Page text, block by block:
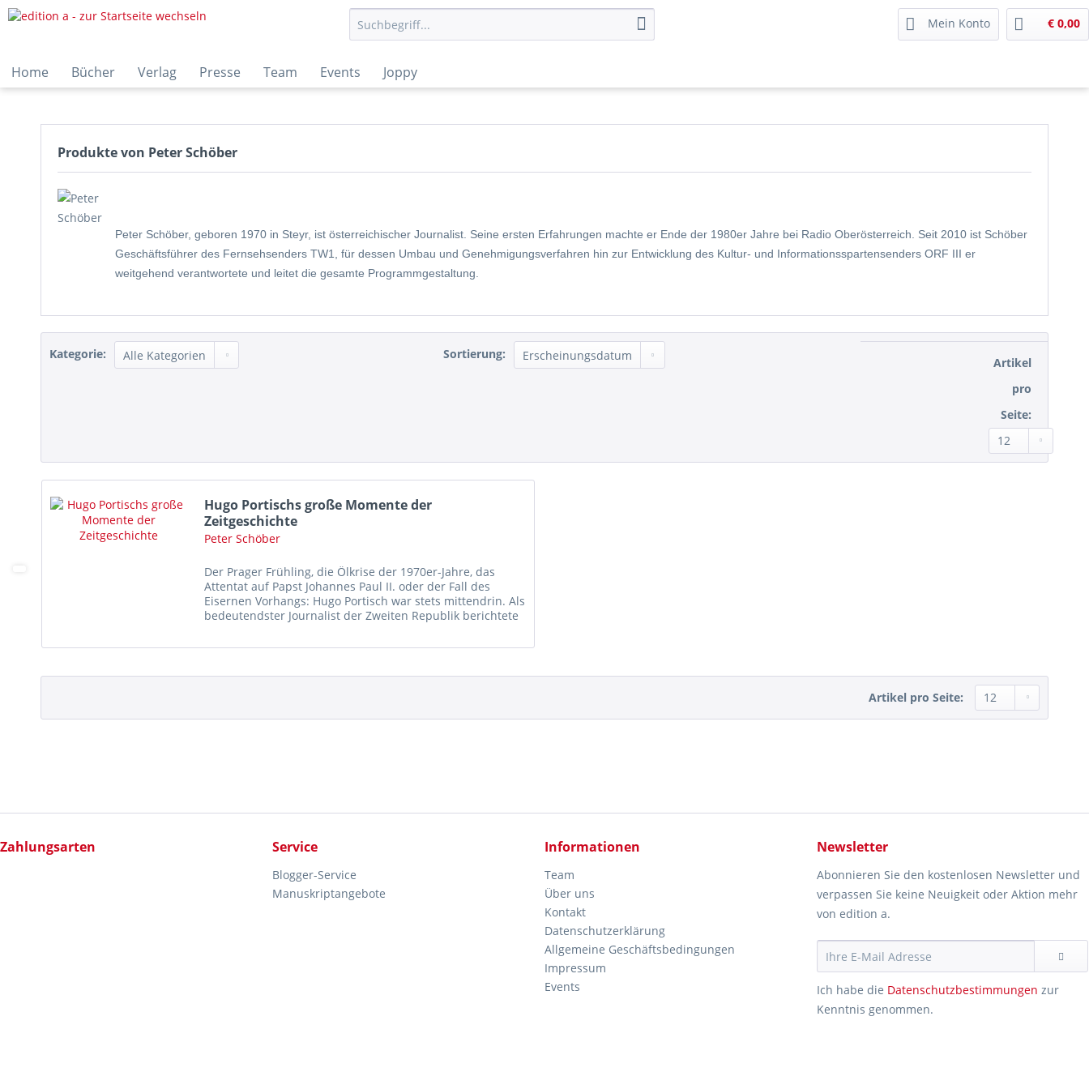
Mein Konto € 0,00
Home Bücher Verlag Presse Team Events Joppy
Produkte von Peter Schöber
Peter Schöber, geboren 1970 in Steyr, ist österreichischer Journalist. Seine ersten Erfahrungen machte er Ende der 1980er Jahre bei Radio Oberösterreich. Seit 2010 ist Schöber
Geschäftsführer des Fernsehsenders TW1, für dessen Umbau und Genehmigungsverfahren hin zur Entwicklung des Kultur- und Informationsspartensenders ORF III er
weitgehend verantwortete und leitet die gesamte Programmgestaltung.
Kategorie: Sortierung:
Artikel
pro
Seite:
Hugo Portischs große Momente der
Zeitgeschichte
Peter Schöber
Der Prager Frühling, die Ölkrise der 1970er-Jahre, das
Attentat auf Papst Johannes Paul II. oder der Fall des
Eisernen Vorhangs: Hugo Portisch war stets mittendrin. Als
bedeutendster Journalist der Zweiten Republik berichtete
Artikel pro Seite:
Zahlungsarten Service
Blogger-Service
Manuskriptangebote
Informationen
Team
Über uns
Kontakt
Datenschutzerklärung
Allgemeine Geschäftsbedingungen
Impressum
Events
Newsletter
Abonnieren Sie den kostenlosen Newsletter und
verpassen Sie keine Neuigkeit oder Aktion mehr
von edition a.
Ich habe die Datenschutzbestimmungen zur
Kenntnis genommen.